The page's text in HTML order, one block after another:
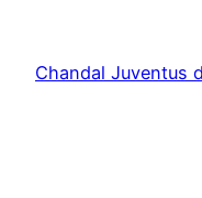
contenido
Chandal Juventus